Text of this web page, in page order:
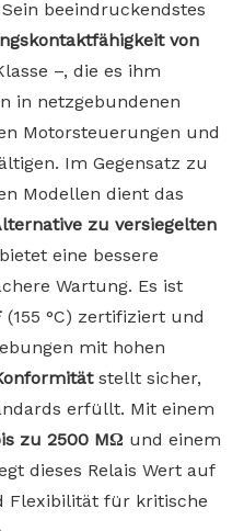
beeindruckendstes
von
–, die es ihm
in netzgebundenen
Motorsteuerungen und
Im Gegensatz zu
Modellen dient das
zu versiegelten
eine bessere
Wartung. Es ist
(155 °C) zertifiziert und
mit hohen
stellt sicher,
erfüllt. Mit einem
zu 2500 MΩ und einem
dieses Relais Wert auf
Flexibilität für kritische